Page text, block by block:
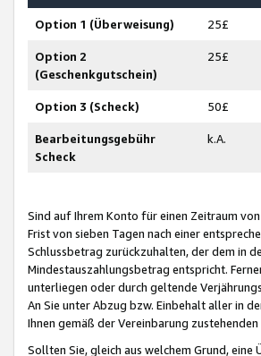
Option 1 (Überweisung) 25£
Option 2
(Geschenkgutschein)
25£
Option 3 (Scheck) 50£
Bearbeitungsgebühr
Scheck
k.A.
Sind auf Ihrem Konto für einen Zeitraum
Frist von sieben Tagen nach einer
Schlussbetrag zurückzuhalten, der dem in
Mindestauszahlungsbetrag entspricht.
unterliegen oder durch geltende
An Sie unter Abzug bzw. Einbehalt aller in
Ihnen gemäß der Vereinbarung
Sollten Sie, gleich aus welchem Grund,